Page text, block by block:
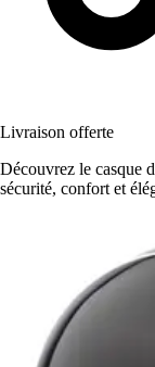
Livraison offerte
Découvrez le casque
sécurité, confort et